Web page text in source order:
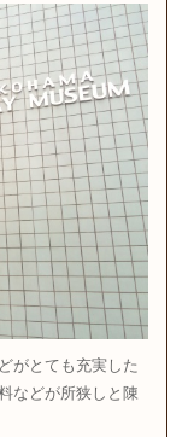
がとても充実した
などが所狭しと陳